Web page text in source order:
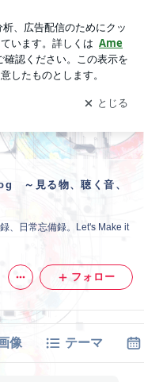
知
を受け取りまし
開く
～見る物、聴く音、
、日常忘備録。Let's Make it
フォロー
像 テーマ